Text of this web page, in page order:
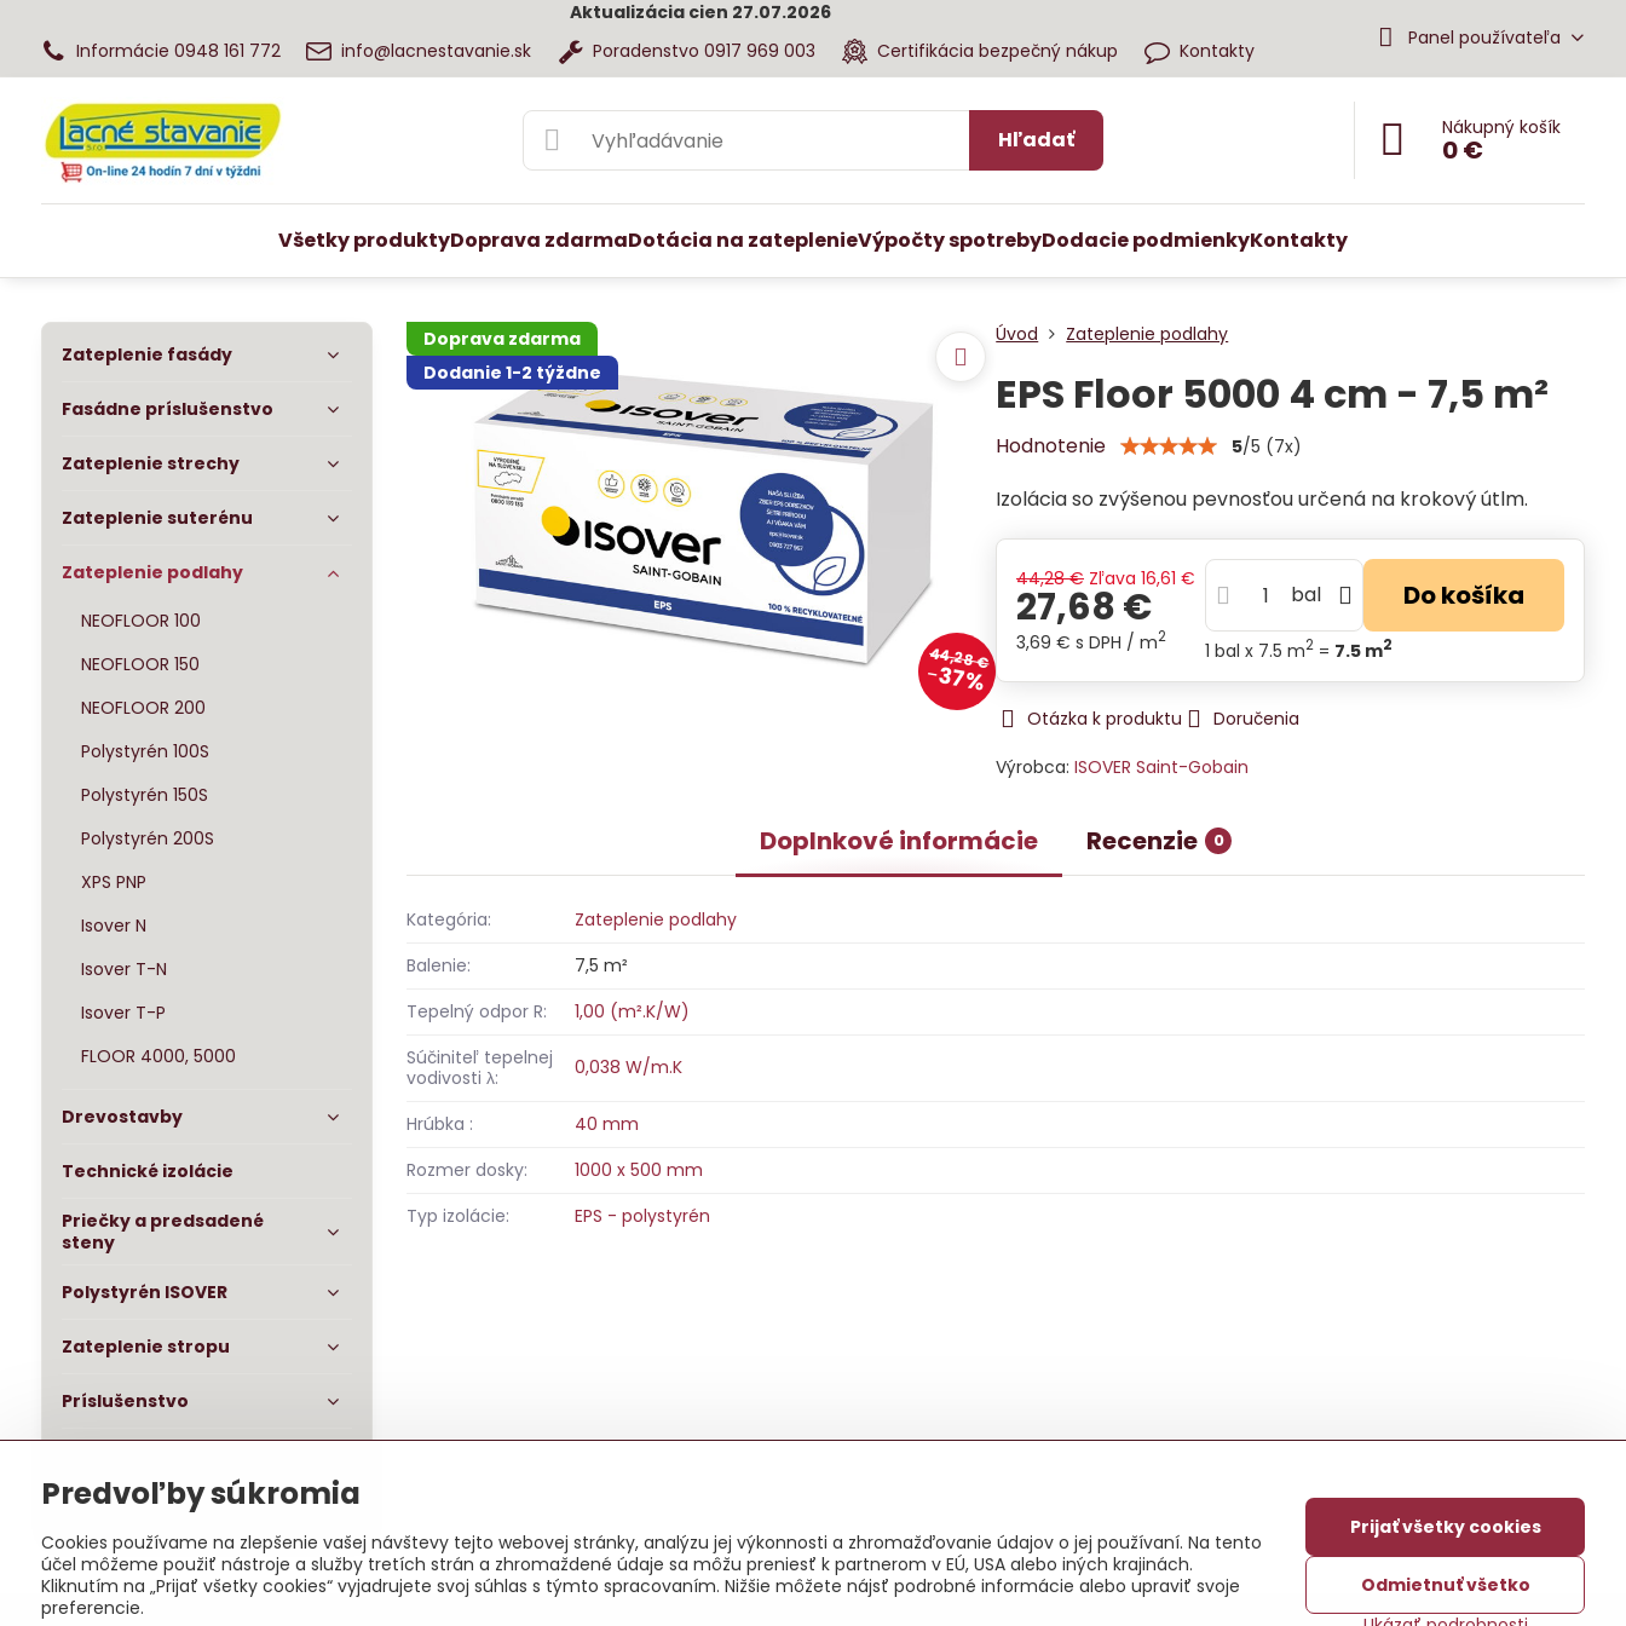
Aktualizácia cien 27.07.2026
Informácie 0948 161 772
info@lacnestavanie.sk Poradenstvo 0917 969 003 Certifikácia bezpečný nákup Kontakty
Panel používateľa
Hľadať Nákupný košík
0 €
Všetky produktyDoprava zdarmaDotácia na zateplenieVýpočty spotrebyDodacie podmienkyKontakty
Doprava zdarma
Dodanie 1-2 týždne
44,28 €
37%
Úvod Zateplenie podlahy
EPS Floor 5000 4 cm - 7,5 m²
Hodnotenie 5/5 (7x)
Izolácia so zvýšenou pevnosťou určená na krokový útlm.
44,28 € Zľava 16,61 €
27,68 €
3,69 € s DPH / m2
bal Do košíka
1 balx 7.5 m2 = 7.5 m2
Otázka k produktu
Doručenia
Výrobca:ISOVER Saint-Gobain
Doplnkové informácie Recenzie 0
Kategória:
Zateplenie podlahy
Balenie:
7,5 m²
Tepelný odpor R:
1,00 (m².K/W)
Súčiniteľ tepelnej
vodivosti λ:
0,038 W/m.K
Hrúbka :
40 mm
Rozmer dosky:
1000 x 500 mm
Typ izolácie:
EPS - polystyrén
Zateplenie fasády
Fasádne príslušenstvo
Zateplenie strechy
Zateplenie suterénu
Zateplenie podlahy
NEOFLOOR 100
NEOFLOOR 150
NEOFLOOR 200
Polystyrén 100S
Polystyrén 150S
Polystyrén 200S
XPS PNP
Isover N
Isover T-N
Isover T-P
FLOOR 4000, 5000
Drevostavby
Technické izolácie
Priečky a predsadené
steny
Polystyrén ISOVER
Zateplenie stropu
Príslušenstvo
Baumit fasáda
Predvoľby súkromia
Cookies používame na zlepšenie vašej návštevy tejto webovej stránky, analýzu jej výkonnosti a zhromažďovanie údajov o jej používaní. Na tento
účel môžeme použiť nástroje a služby tretích strán a zhromaždené údaje sa môžu preniesť k partnerom v EÚ, USA alebo iných krajinách.
Kliknutím na „Prijať všetky cookies“ vyjadrujete svoj súhlas s týmto spracovaním. Nižšie môžete nájsť podrobné informácie alebo upraviť svoje
preferencie.
Prijať všetky cookies
Odmietnuť všetko